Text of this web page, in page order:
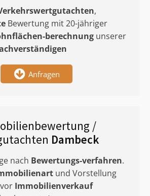
,
Bewertung mit 20-jähriger
berechnung unserer
Anfragen
/
Dambeck
nach Bewertungs-verfahren.
und Vorstellung
Immobilienverkauf